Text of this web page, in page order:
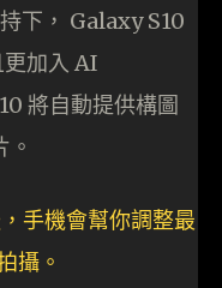
下， Galaxy S10
加入 AI
將自動提供構圖